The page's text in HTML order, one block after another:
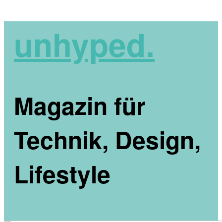
unhyped.
Magazin für
Technik, Design,
Lifestyle